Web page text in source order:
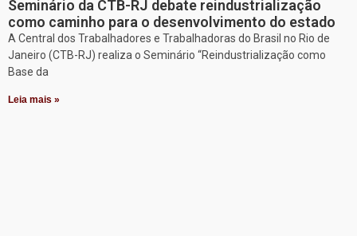
Seminário da CTB-RJ debate reindustrialização
como caminho para o desenvolvimento do estado
A Central dos Trabalhadores e Trabalhadoras do Brasil no Rio de
Janeiro (CTB-RJ) realiza o Seminário “Reindustrialização como
Base da
Leia mais »